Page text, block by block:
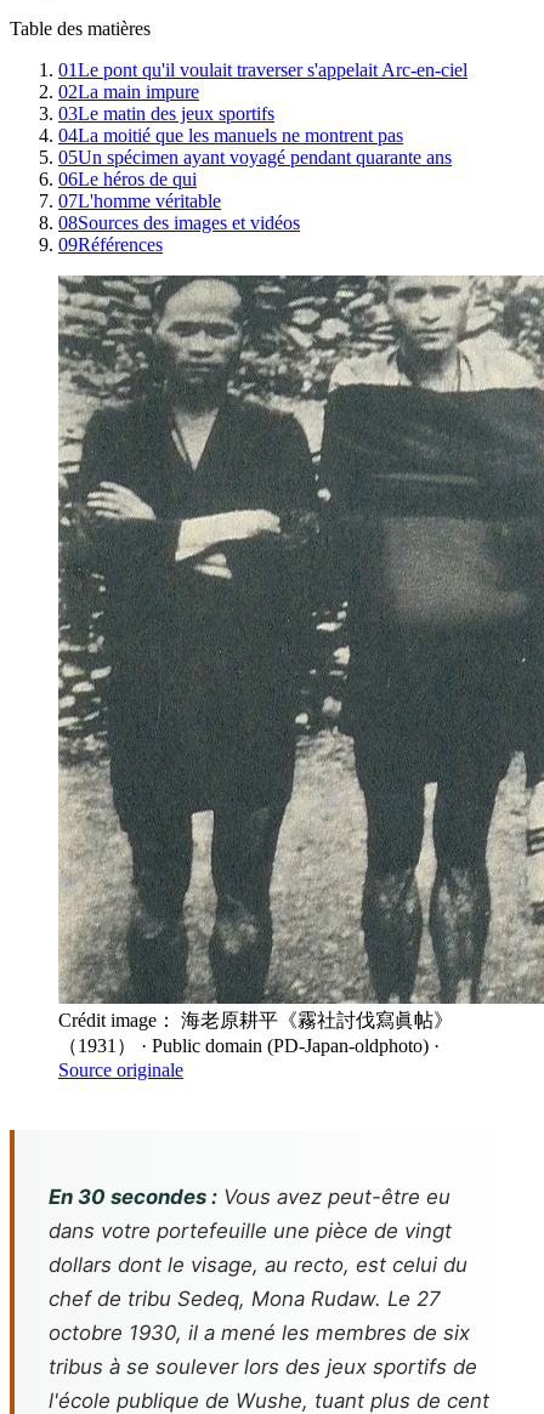
Table des matières
01Le pont qu'il voulait traverser s'appelait Arc-en-ciel
02La main impure
03Le matin des jeux sportifs
04La moitié que les manuels ne montrent pas
05Un spécimen ayant voyagé pendant quarante ans
06Le héros de qui
07L'homme véritable
08Sources des images et vidéos
09Références
Crédit image： 海老原耕平《霧社討伐寫眞帖》
（1931） · Public domain (PD-Japan-oldphoto) ·
Source originale
En 30 secondes : Vous avez peut-être eu
dans votre portefeuille une pièce de vingt
dollars dont le visage, au recto, est celui du
chef de tribu Sedeq, Mona Rudaw. Le 27
octobre 1930, il a mené les membres de six
tribus à se soulever lors des jeux sportifs de
l'école publique de Wushe, tuant plus de cent